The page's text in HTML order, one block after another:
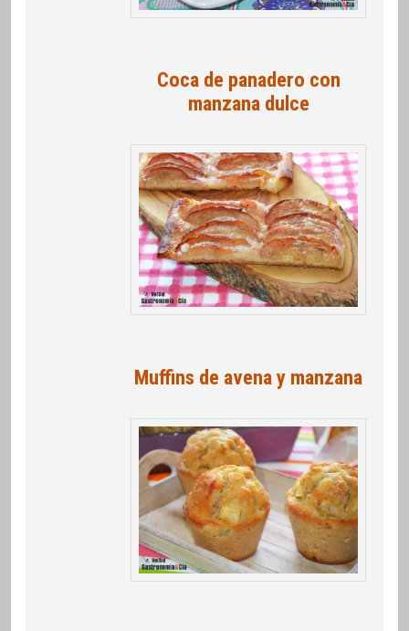
Coca de panadero con
manzana dulce
Muffins de avena y manzana